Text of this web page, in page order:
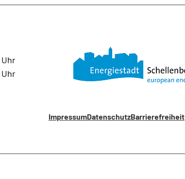
Uhr
Uhr
ImpressumDatenschutzBarrierefreiheit